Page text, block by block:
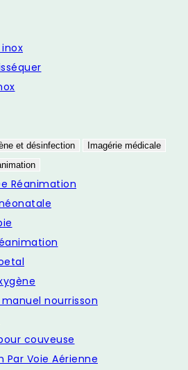
et désinfection
Imagérie médicale
Réanimation
nourrisson
couveuse
Par Voie Aérienne